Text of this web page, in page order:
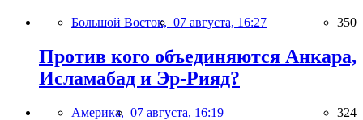
Большой Восток, 07 августа, 16:27 350
Против кого объединяются Анкара,
Исламабад и Эр-Рияд?
Америка, 07 августа, 16:19 324